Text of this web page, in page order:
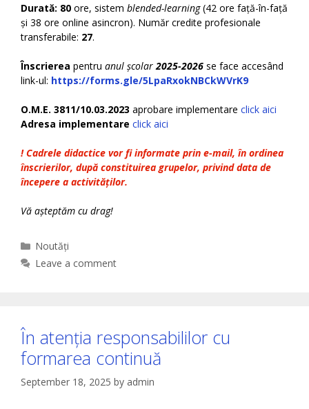
Durată: 80 ore, sistem blended-learning(42 ore față-în-față
și 38 ore online asincron). Număr credite profesionale
transferabile: 27.
Înscrierea pentru anul școlar 2025-2026 se face accesând
link-ul: https://forms.gle/5LpaRxokNBCkWVrK9
O.M.E. 3811/10.03.2023 aprobare implementare click aici
Adresa implementare click aici
! Cadrele didactice vor fi informate prin e-mail, în ordinea
înscrierilor, după constituirea grupelor, privind data de
începere a activităților.
Vă așteptăm cu drag!
Categories
Noutăți
Leave a comment
În atenția responsabililor cu
formarea continuă
September 18, 2025 by admin